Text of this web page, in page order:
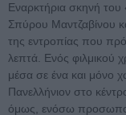
Εναρκτήρια σκηνή του
Σπύρου Μαντζαβίνου
της εντροπίας που
λεπτά. Ενός φιλμικού
μέσα σε ένα και μόνο
Πανελλήνιον στο
όμως, ενόσω